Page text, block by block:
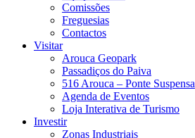
Comissões
Freguesias
Contactos
Visitar
Arouca Geopark
Passadiços do Paiva
516 Arouca – Ponte Suspensa
Agenda de Eventos
Loja Interativa de Turismo
Investir
Zonas Industriais